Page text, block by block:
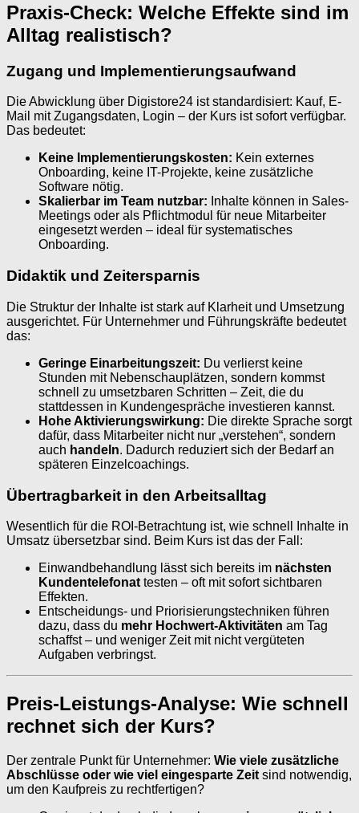
Praxis-Check: Welche Effekte sind im
Alltag realistisch?
Zugang und Implementierungsaufwand
Die Abwicklung über Digistore24 ist standardisiert: Kauf, E-
Mail mit Zugangsdaten, Login – der Kurs ist sofort verfügbar.
Das bedeutet:
Keine Implementierungskosten: Kein externes
Onboarding, keine IT-Projekte, keine zusätzliche
Software nötig.
Skalierbar im Team nutzbar: Inhalte können in Sales-
Meetings oder als Pflichtmodul für neue Mitarbeiter
eingesetzt werden – ideal für systematisches
Onboarding.
Didaktik und Zeitersparnis
Die Struktur der Inhalte ist stark auf Klarheit und Umsetzung
ausgerichtet. Für Unternehmer und Führungskräfte bedeutet
das:
Geringe Einarbeitungszeit: Du verlierst keine
Stunden mit Nebenschauplätzen, sondern kommst
schnell zu umsetzbaren Schritten – Zeit, die du
stattdessen in Kundengespräche investieren kannst.
Hohe Aktivierungswirkung: Die direkte Sprache sorgt
dafür, dass Mitarbeiter nicht nur „verstehen“, sondern
auch handeln. Dadurch reduziert sich der Bedarf an
späteren Einzelcoachings.
Übertragbarkeit in den Arbeitsalltag
Wesentlich für die ROI-Betrachtung ist, wie schnell Inhalte in
Umsatz übersetzbar sind. Beim Kurs ist das der Fall:
Einwandbehandlung lässt sich bereits im nächsten
Kundentelefonat testen – oft mit sofort sichtbaren
Effekten.
Entscheidungs- und Priorisierungstechniken führen
dazu, dass du mehr Hochwert-Aktivitäten am Tag
schaffst – und weniger Zeit mit nicht vergüteten
Aufgaben verbringst.
Preis-Leistungs-Analyse: Wie schnell
rechnet sich der Kurs?
Der zentrale Punkt für Unternehmer: Wie viele zusätzliche
Abschlüsse oder wie viel eingesparte Zeit sind notwendig,
um den Kaufpreis zu rechtfertigen?